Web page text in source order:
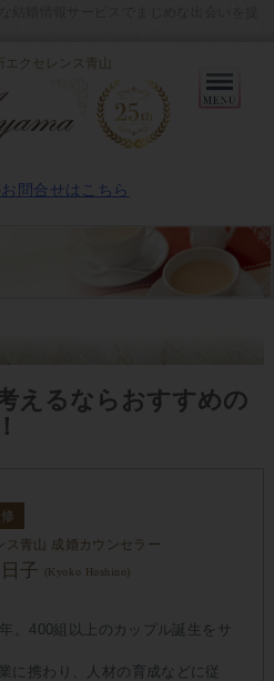
クセレンス青山
問合せはこちら
えるならおすすめの
ス青山 成婚カウンセラー
子 (Kyoko Hoshino)
。400組以上のカップル誕生をサ
に携わり、人材の育成などに従